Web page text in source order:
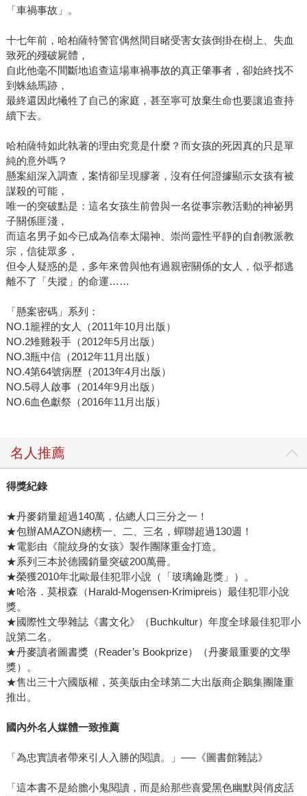
「車禍事故」。
十七年前，哈柏薩特警官偶然間目睹受害女孩倒掛在樹上、失血
致死的殘破屍體，
自此他毫不間斷地追查這場車禍事故的真正肇事者，卻始終找不
到蛛絲馬跡，
最終還因此犧牲了自己的家庭，甚至寧可放棄生命也要讓追查持
續下去。
哈柏薩特如此執著的理由究竟是什麼？而女孩的死因真的只是單
純的意外嗎？
懸案組深入調查，案情卻呈現膠著，沒有任何證據顯示女孩有被
謀殺的可能，
唯一的突破點是：這名女孩生前曾與一名從事宗教活動的神祕男
子關係匪淺，
而這名男子如今已成為信奉太陽神、崇尚靈性平靜的自創教派教
宗，信徒眾多，
但令人疑惑的是，多年來曾與他有過親密關係的女人，似乎都逃
離不了「失蹤」的命運……
「懸案密碼」系列：
NO.1籠裡的女人（2011年10月出版）
NO.2雉雞殺手（2012年5月出版）
NO.3瓶中信（2012年11月出版）
NO.4第64號病歷（2013年4月出版）
NO.5尋人啟事（2014年9月出版）
NO.6血色獻祭（2016年11月出版）
名人推薦
得獎紀錄
★丹麥銷量超過140萬，佔總人口三分之一！
★包辦AMAZON總榜一、二、三名，蟬聯超過130週！
★電影由《龍紋身的女孩》製作團隊重金打造。
★系列三本於德國銷量突破200萬冊。
★榮獲2010年北歐最佳犯罪小說（「玻璃鑰匙獎」）。
★哈洛．莫根森（Harald-Mogensen-Krimipreis）最佳犯罪小說
獎。
★國際性文學雜誌《書文化》（Buchkultur）年度全球最佳犯罪小
說第二名。
★丹麥讀者圖書獎（Reader’s Bookprize）（丹麥最重要的文學
獎）。
★售出三十六國版權，英美版由全球第二大出版商企鵝集團隆重
推出。
國內外名人媒體一致推薦
「為忠實讀者帶來引人入勝的閱讀。」──《圖書館雜誌》
「這本書不是給膽小鬼閱讀，而是給那些喜愛黑色幽默與俏皮話